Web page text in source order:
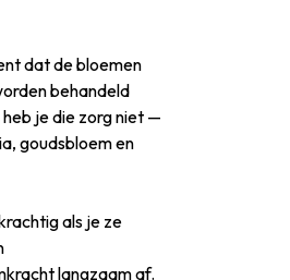
dat de bloemen
behandeld
je die zorg niet —
goudsbloem en
als je ze
langzaam af.